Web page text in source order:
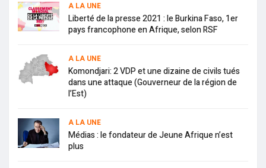
A LA UNE
Liberté de la presse 2021 : le Burkina Faso, 1er
pays francophone en Afrique, selon RSF
A LA UNE
Komondjari: 2 VDP et une dizaine de civils tués
dans une attaque (Gouverneur de la région de
l’Est)
A LA UNE
Médias : le fondateur de Jeune Afrique n’est
plus